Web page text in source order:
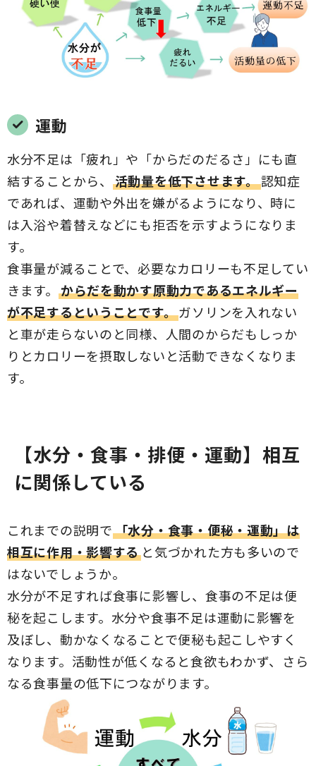
運動
水分不足は「疲れ」や「からだのだるさ」にも直
結することから、
活動量を低下させます。認知症
であれば、運動や外出を嫌がるようになり、時に
は入浴や着替えなどにも拒否を示すようになりま
す。
食事量が減ることで、必要なカロリーも不足してい
きます。 からだを動かす原動力であるエネルギー
が不足するということです。ガソリンを入れない
と車が走らないのと同様、人間のからだもしっか
りとカロリーを摂取しないと活動できなくなりま
す。
【水分・食事・排便・運動】相互
に関係している
これまでの説明で「水分・食事・便秘・運動」は
相互に作用・影響する と気づかれた方も多いので
はないでしょうか。
水分が不足すれば食事に影響し、食事の不足は便
秘を起こします。水分や食事不足は運動に影響を
及ぼし、動かなくなることで便秘も起こしやすく
なります。活動性が低くなると食欲もわかず、さら
なる食事量の低下につながります。